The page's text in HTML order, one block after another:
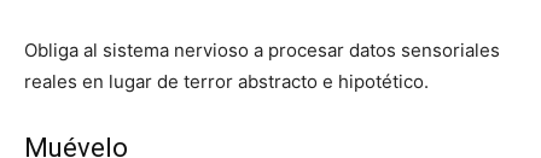
Obliga al sistema nervioso a procesar datos sensoriales
reales en lugar de terror abstracto e hipotético.
Muévelo